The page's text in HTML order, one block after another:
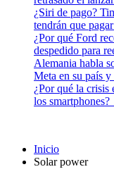
¿Siri de pago?
tendrán que
¿Por qué Ford
despedido para
Alemania habla
Meta en su país
¿Por qué la crisis
los smartphones?
Inicio
Solar power